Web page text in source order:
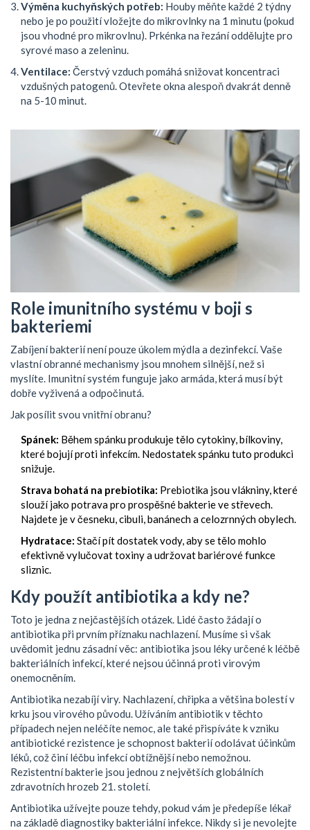
Výměna kuchyňských potřeb: Houby měňte každé 2 týdny
nebo je po použití vložejte do mikrovlnky na 1 minutu (pokud
jsou vhodné pro mikrovlnu). Prkénka na řezání oddělujte pro
syrové maso a zeleninu.
Ventilace: Čerstvý vzduch pomáhá snižovat koncentraci
vzdušných patogenů. Otevřete okna alespoň dvakrát denně
na 5-10 minut.
Role imunitního systému v boji s
bakteriemi
Zabíjení bakterií není pouze úkolem mýdla a dezinfekcí. Vaše
vlastní obranné mechanismy jsou mnohem silnější, než si
myslíte. Imunitní systém funguje jako armáda, která musí být
dobře vyživená a odpočinutá.
Jak posílit svou vnitřní obranu?
Spánek: Během spánku produkuje tělo cytokiny, bílkoviny,
které bojují proti infekcím. Nedostatek spánku tuto produkci
snižuje.
Strava bohatá na prebiotika: Prebiotika jsou vlákniny, které
slouží jako potrava pro prospěšné bakterie ve střevech.
Najdete je v česneku, cibuli, banánech a celozrnných obylech.
Hydratace: Stačí pít dostatek vody, aby se tělo mohlo
efektivně vylučovat toxiny a udržovat bariérové funkce
sliznic.
Kdy použít antibiotika a kdy ne?
Toto je jedna z nejčastějších otázek. Lidé často žádají o
antibiotika při prvním příznaku nachlazení. Musíme si však
uvědomit jednu zásadní věc: antibiotika jsou léky určené k léčbě
bakteriálních infekcí, které nejsou účinná proti virovým
onemocněním.
Antibiotika nezabíjí viry. Nachlazení, chřipka a většina bolestí v
krku jsou virového původu. Užíváním antibiotik v těchto
případech nejen neléčíte nemoc, ale také přispíváte k vzniku
antibiotické rezistence jeschopnost bakterií odolávat účinkům
léků, což činí léčbu infekcí obtížnější nebo nemožnou.
Rezistentní bakterie jsou jednou z největších globálních
zdravotních hrozeb 21. století.
Antibiotika užívejte pouze tehdy, pokud vám je předepíše lékař
na základě diagnostiky bakteriální infekce. Nikdy si je nevolejte